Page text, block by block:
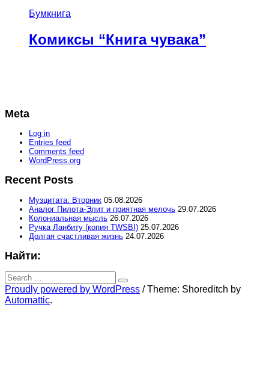
Бумкнига
Комиксы “Книга чувака”
Meta
Log in
Entries feed
Comments feed
WordPress.org
Recent Posts
Музцитата: Вторник 05.08.2026
Аналог Пилота-Элит и приятная мелочь 29.07.2026
Колониальная мысль 26.07.2026
Ручка Ланбиту (копия TWSBI) 25.07.2026
Долгая счастливая жизнь 24.07.2026
Найти:
Search
for:
Search
Proudly powered by WordPress /Theme: Shoreditch by
Automattic.